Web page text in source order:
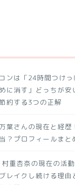
ンは「24時間つけっ
に消す」どっちが安
約する3つの正解
葉さんの現在と経歴
？プロフィールまと
村重杏奈の現在の活
レイクし続ける理由